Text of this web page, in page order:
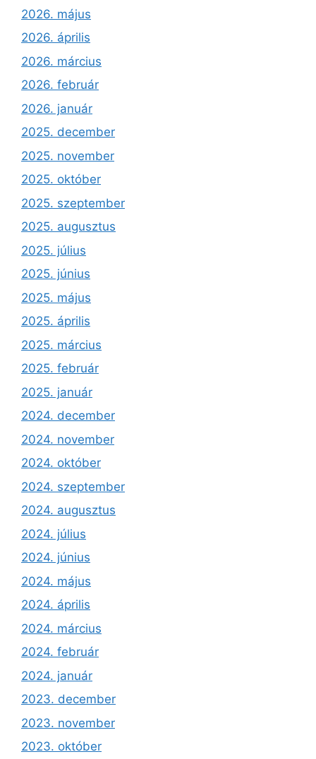
2026. május
2026. április
2026. március
2026. február
2026. január
2025. december
2025. november
2025. október
2025. szeptember
2025. augusztus
2025. július
2025. június
2025. május
2025. április
2025. március
2025. február
2025. január
2024. december
2024. november
2024. október
2024. szeptember
2024. augusztus
2024. július
2024. június
2024. május
2024. április
2024. március
2024. február
2024. január
2023. december
2023. november
2023. október